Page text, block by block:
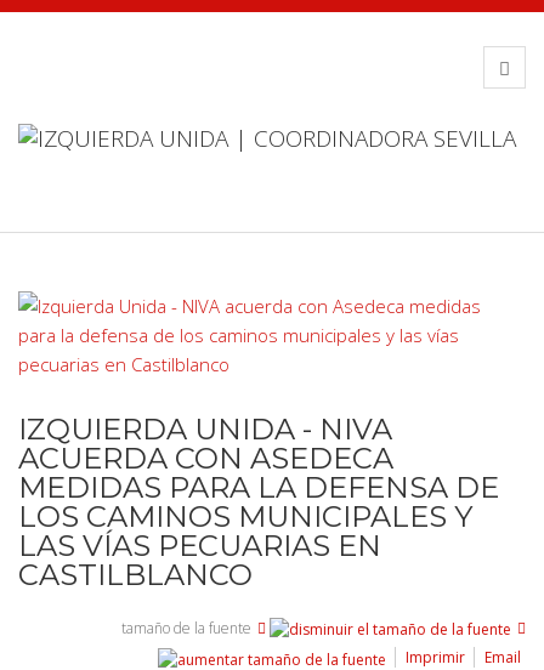
IZQUIERDA UNIDA - NIVA
ACUERDA CON ASEDECA
MEDIDAS PARA LA DEFENSA DE
LOS CAMINOS MUNICIPALES Y
LAS VÍAS PECUARIAS EN
CASTILBLANCO
tamaño de la fuente
Imprimir
Email